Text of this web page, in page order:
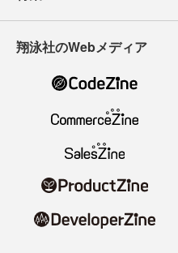
翔泳社のWebメディア